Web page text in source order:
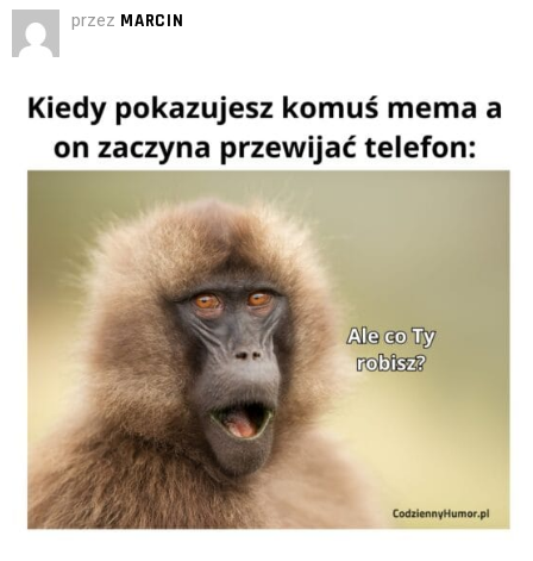
przez MARCIN